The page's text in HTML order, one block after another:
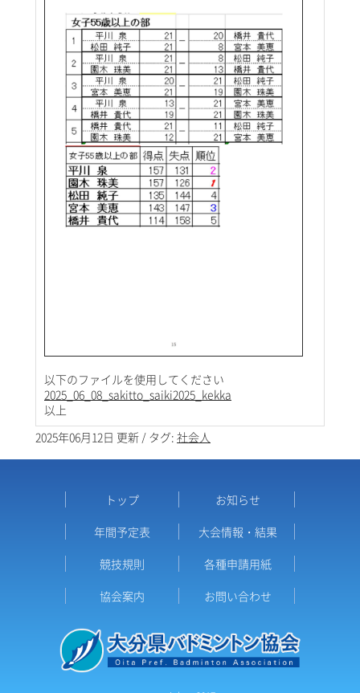
以下のファイルを使用してください
2025_06_08_sakitto_saiki2025_kekka
以上
2025年06月12日 更新 / タグ: 社会人
トップ
お知らせ
年間予定表
大会情報・結果
競技規則
各種申請用紙
協会案内
お問い合わせ